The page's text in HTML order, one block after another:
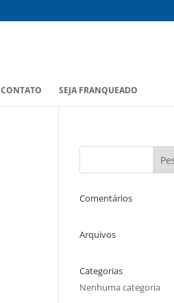
CONTATO SEJA FRANQUEADO
Comentários
Arquivos
Categorias
Nenhuma categoria